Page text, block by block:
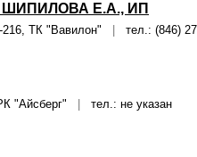
ШИПИЛОВА Е.А., ИП
216, ТК "Вавилон" тел.: (846)
"Айсберг" тел.: не указан